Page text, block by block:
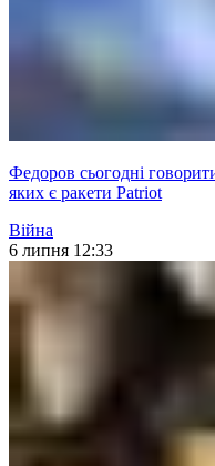
Федоров сьогодні
яких є ракети Patriot
Війна
6 липня 12:33